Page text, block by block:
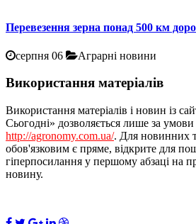
Перевезення зерна понад 500 км
серпня 06 Аграрні новини
Використання матеріалів
Використання матеріалів і новин із
Сьогодні» дозволяється лише за
http://agronomy.com.ua/. Для новинних
обов'язковим є пряме, відкрите для
гіперпосилання у першому абзаці на
новину.